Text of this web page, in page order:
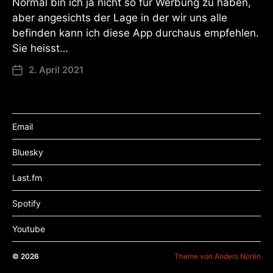
Normal bin ich ja nicht so für Werbung zu haben,
aber angesichts der Lage in der wir uns alle
befinden kann ich diese App durchaus empfehlen.
Sie heisst…
2. April 2021
Email
Bluesky
Last.fm
Spotify
Youtube
© 2026 Theme von Anders Norén